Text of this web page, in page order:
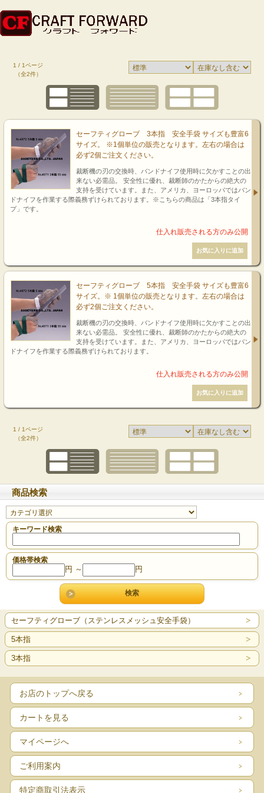
1 / 1ページ
（全2件）
セーフティグローブ 3本指 安全手袋 サイズも豊富6
サイズ。 ※1個単位の販売となります。左右の場合は
必ず2個ご注文ください。
裁断機の刃の交換時、バンドナイフ使用時に欠かすことの出
来ない必需品。 安全性に優れ、裁断師のかたからの絶大の
支持を受けています。また、アメリカ、ヨーロッパではバン
ドナイフを作業する際義務ずけられております。※こちらの商品は「3本指タイ
プ」です。
セーフティグローブ 5本指 安全手袋 サイズも豊富6
サイズ。※ 1個単位の販売となります。左右の場合は
必ず2個ご注文ください。
裁断機の刃の交換時、バンドナイフ使用時に欠かすことの出
来ない必需品。 安全性に優れ、裁断師のかたからの絶大の
支持を受けています。また、アメリカ、ヨーロッパではバン
ドナイフを作業する際義務ずけられております。
1 / 1ページ
（全2件）
商品検索
キーワード検索
価格帯検索
円 ～ 円
セーフティグローブ（ステンレスメッシュ安全手袋）
5本指
3本指
お店のトップへ戻る
カートを見る
マイページへ
ご利用案内
特定商取引法表示